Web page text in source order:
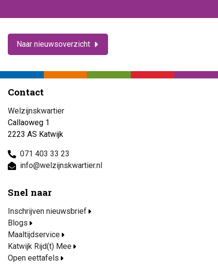
Naar nieuwsoverzicht
Contact
Welzijnskwartier
Callaoweg 1
2223 AS Katwijk
071 403 33 23
info@welzijnskwartier.nl
Snel naar
Inschrijven nieuwsbrief
Blogs
Maaltijdservice
Katwijk Rijd(t) Mee
Open eettafels